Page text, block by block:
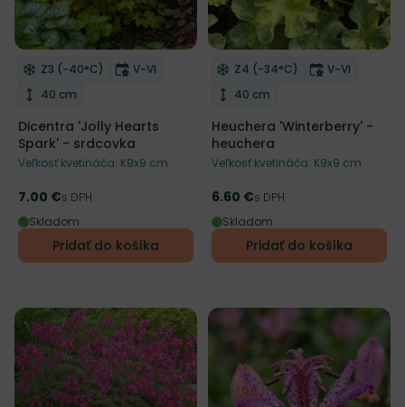
NOVINKA
Odober do zoznamu želaní
Mrazuvzdornosť
Z3 (-40°C) Doba kvitnutia
V-VI
Výška rastliny
40 cm
Dicentra 'Jolly Hearts
Spark' - srdcovka
Veľkosť kvetináča: K9x9 cm
Cena
7.00 €s DPH
Skladom
Pridať do košíka
NOVINKA
Odober do zoznamu želaní
Mrazuvzdornosť
Z4 (-34°C) Doba
V-VI
Výška rastliny
40 cm
Heuchera 'Winterberry' -
heuchera
Veľkosť kvetináča: K9x9 cm
Cena
6.60 €s DPH
Skladom
Pridať do košíka